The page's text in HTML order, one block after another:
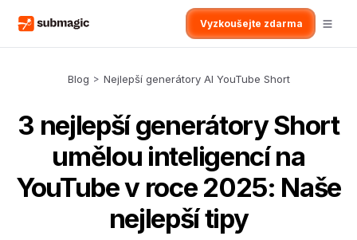
Vyzkoušejte zdarma
Blog > Nejlepší generátory AI YouTube Short
3 nejlepší generátory Short
umělou inteligencí na
YouTube v roce 2025: Naše
nejlepší tipy